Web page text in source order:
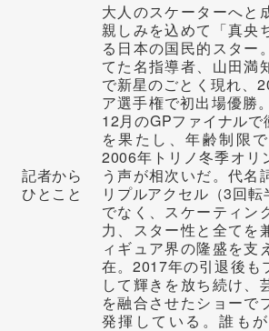
記者から
ひとこと
大人のスケーターへと
親しみを込めて「真央
る日本の国民的スター
てた名指導者、山田満
で新星のごとく現れ、
ア選手権で初出場優勝
12月のGPファイナル
を果たし、年齢制限
2006年トリノ冬季オリ
う声が相次いだ。代名
リプルアクセル（3回
でなく、スケーティン
力、スター性と全てを
ィギュア界の隆盛を支
在。2017年の引退後も
して輝きを放ち続け、
を融合させたショーで
発揮している。誰も